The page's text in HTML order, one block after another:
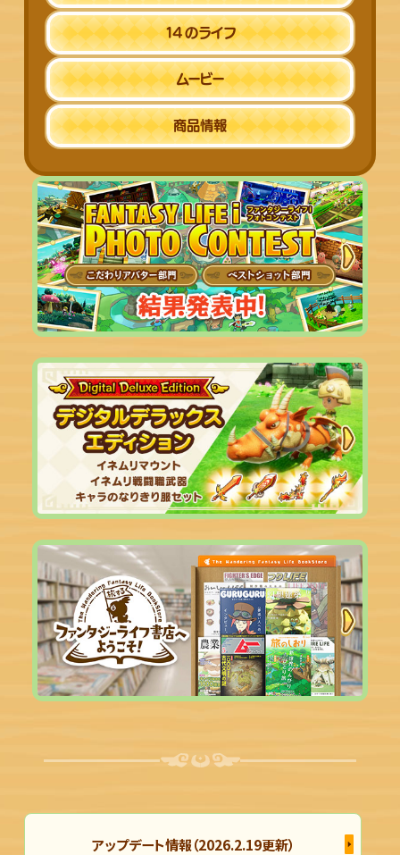
14 のライフ
ムービー
商品情報
アップデート情報（2026.2.19更新）